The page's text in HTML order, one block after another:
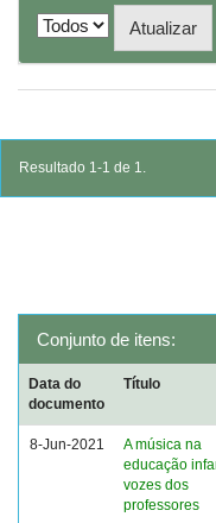
Resultado 1-1 de 1.
Conjunto de itens:
Data do
documento
Título
8-Jun-2021
A música na
educação
vozes dos
professores